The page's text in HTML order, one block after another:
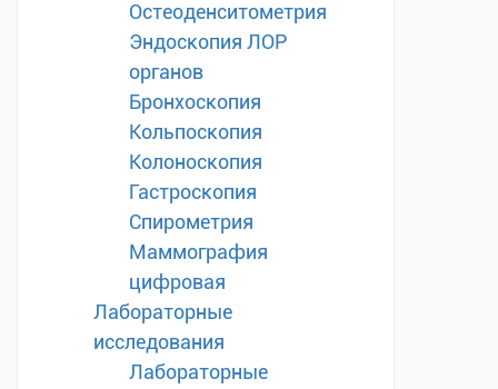
Остеоденситометрия
Эндоскопия ЛОР
органов
Бронхоскопия
Кольпоскопия
Колоноскопия
Гастроскопия
Спирометрия
Маммография
цифровая
Лабораторные
исследования
Лабораторные